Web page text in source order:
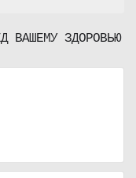
ВАШЕМУ ЗДОРОВЬЮ